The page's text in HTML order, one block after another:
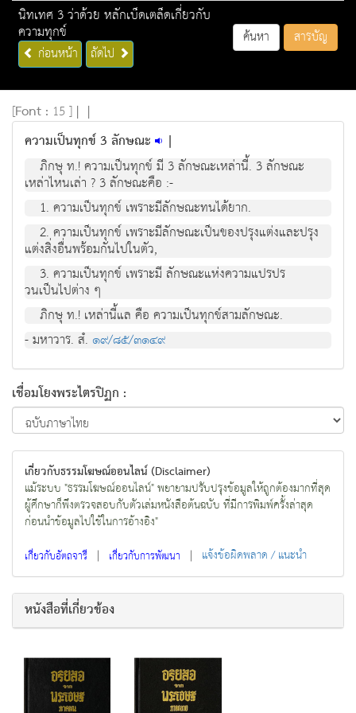
นิทเทศ 3 ว่าด้วย หลักเบ็ดเตล็ดเกี่ยวกับ
ความทุกข์
ก่อนหน้า ถัดไป
ค้นหา สารบัญ
[Font : 15 ] | |
ความเป็นทุกข์ 3 ลักษณะ |
ภิกษุ ท.! ความเปนทุกข มี 3 ลักษณะเหลานี้. 3 ลักษณะ
เหลาไหนเลา ? 3 ลักษณะคือ :-
1. ความเปนทุกข เพราะมีลักษณะทนไดยาก.
2. ความเปนทุกข เพราะมีลักษณะเปนของปรุงแตงและปรุง
แตงสิ่งอื่นพรอมกันไปในตัว,
3. ความเปนทุกข เพราะมี ลักษณะแหงความแปรปร
วนเปนไปตาง ๆ
ภิกษุ ท.! เหลานี้แล คือ ความเปนทุกขสามลักษณะ.
- มหาวาร. สํ. ๑๙/๘๕/๓๑๔๙
เชื่อมโยงพระไตรปิฏก :
เกี่ยวกับธรรมโฆษณ์ออนไลน์ (Disclaimer)
แม้ระบบ "ธรรมโฆษณ์ออนไลน์" พยายามปรับปรุงข้อมูลให้ถูกต้องมากที่สุด
ผู้ศึกษาก็พึงตรวจสอบกับตัวเล่มหนังสือต้นฉบับ ที่มีการพิมพ์ครั้งล่าสุด
ก่อนนำข้อมูลไปใช้ในการอ้างอิง"
เกี่ยวกับอัตถจารี | เกี่ยวกับการพัฒนา | แจ้งข้อผิดพลาด / แนะนำ
หนังสือที่เกี่ยวข้อง